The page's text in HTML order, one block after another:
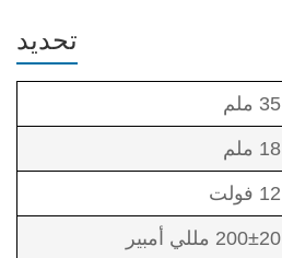
تحديد
35 ملم
18 ملم
12 فولت
200±20 مللي أمبير